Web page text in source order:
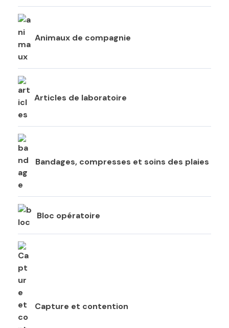
Animaux de compagnie
Articles de laboratoire
Bandages, compresses et soins des plaies
Bloc opératoire
Capture et contention